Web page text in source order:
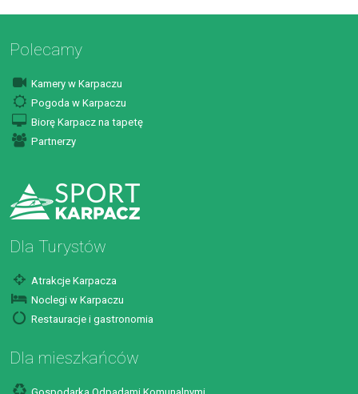
Polecamy
Kamery w Karpaczu
Pogoda w Karpaczu
Biorę Karpacz na tapetę
Partnerzy
Dla Turystów
Atrakcje Karpacza
Noclegi w Karpaczu
Restauracje i gastronomia
Dla mieszkańców